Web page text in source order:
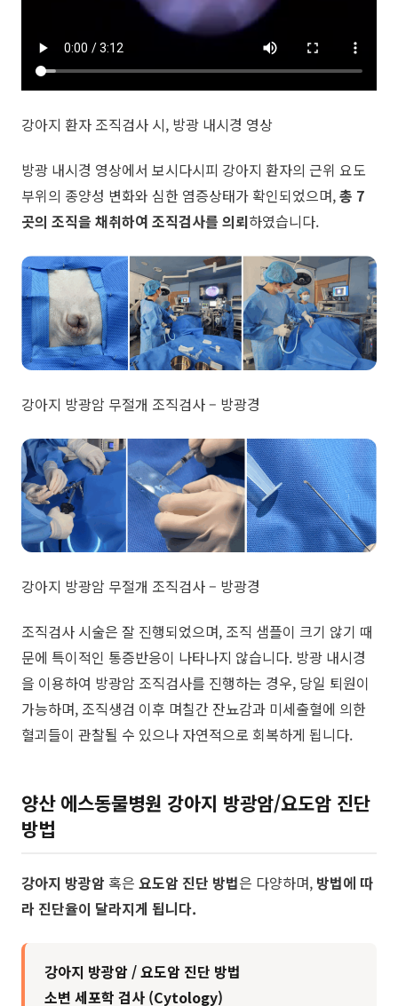
강아지 환자 조직검사 시, 방광 내시경 영상
방광 내시경 영상에서 보시다시피 강아지 환자의 근위 요도
부위의 종양성 변화와 심한 염증상태가 확인되었으며,총 7
곳의 조직을 채취하여 조직검사를 의뢰하였습니다.
​강아지 방광암 무절개 조직검사 – 방광경
강아지 방광암 무절개 조직검사 – 방광경
​조직검사 시술은 잘 진행되었으며, 조직 샘플이 크기 않기 때
문에 특이적인 통증반응이 나타나지 않습니다. 방광 내시경
을 이용하여 방광암 조직검사를 진행하는 경우, 당일 퇴원이
가능하며, 조직생검 이후 며칠간 잔뇨감과 미세출혈에 의한
혈괴들이 관찰될 수 있으나 자연적으로 회복하게 됩니다.
양산 에스동물병원 강아지 방광암/요도암 진단
방법
강아지 방광암 혹은 요도암 진단 방법은 다양하며, 방법에 따
라 진단율이 달라지게 됩니다.
강아지 방광암 / 요도암 진단 방법
소변 세포학 검사 (Cytology)